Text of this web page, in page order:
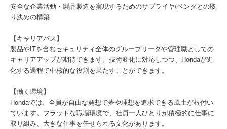
安全な企業活動・製品製造を実現するためのサプライヤ/ベンダとの取
り決めの構築
【キャリアパス】
製品やITを含むセキュリティ全体のグループリーダや管理職としての
キャリアアップが期待できます。技術変化に対応しつつ、Hondaが進
化する過程で中核的な役割を果たすことができます。
【働く環境】
Hondaでは、全員が自由な発想で夢や理想を追求できる風土が根付い
ています。フラットな職場環境で、社員一人ひとりが積極的に仕事に
取り組み、大きな仕事を任せられる文化があります。